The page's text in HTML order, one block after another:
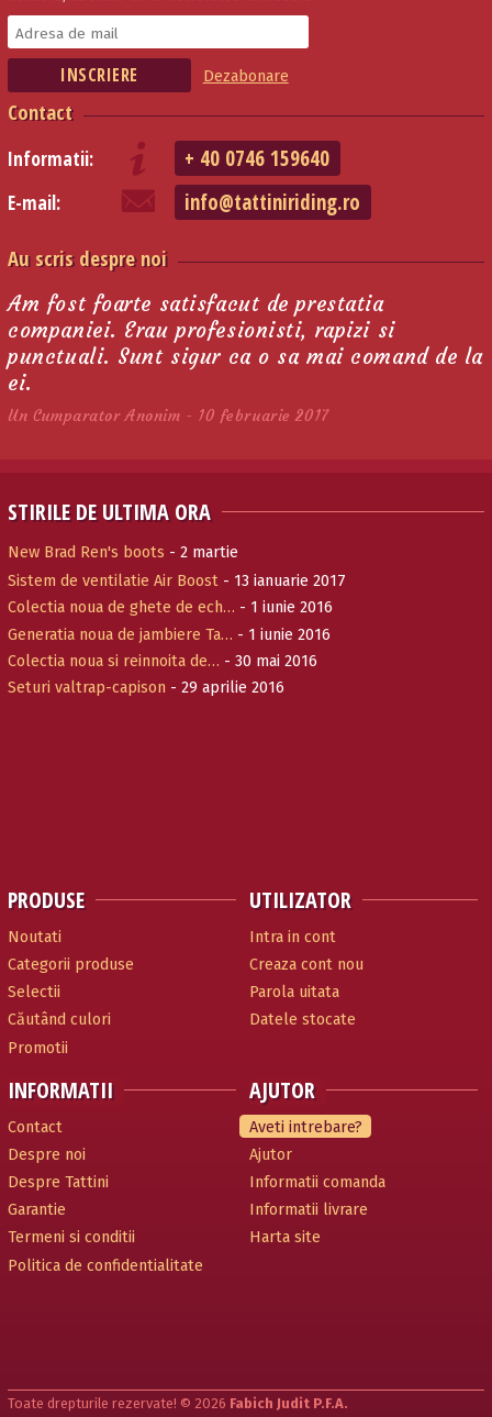
Dezabonare
Contact
Informatii: + 40 0746 159640
E-mail: info@tattiniriding.ro
Au scris despre noi
Am fost foarte satisfacut de prestatia
companiei. Erau profesionisti, rapizi si
punctuali. Sunt sigur ca o sa mai comand de la
ei.
Un Cumparator Anonim - 10 februarie 2017
STIRILE DE ULTIMA ORA
New Brad Ren's boots - 2 martie
Sistem de ventilatie Air Boost - 13 ianuarie 2017
Colectia noua de ghete de ech… - 1 iunie 2016
Generatia noua de jambiere Ta… - 1 iunie 2016
Colectia noua si reinnoita de… - 30 mai 2016
Seturi valtrap-capison - 29 aprilie 2016
PRODUSE
Noutati
Categorii produse
Selectii
Căutând culori
Promotii
INFORMATII
Contact
Despre noi
Despre Tattini
Garantie
Termeni si conditii
Politica de confidentialitate
UTILIZATOR
Intra in cont
Creaza cont nou
Parola uitata
Datele stocate
AJUTOR
Aveti intrebare?
Ajutor
Informatii comanda
Informatii livrare
Harta site
Toate drepturile rezervate! © 2026 Fabich Judit P.F.A.